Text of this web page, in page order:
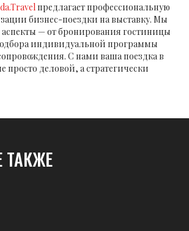
предлагает профессиональную
бизнес-поездки на выставку. Мы
аспекты — от бронирования гостиницы
индивидуальной программы
С нами ваша поездка в
просто деловой, а стратегически
ТАКЖЕ